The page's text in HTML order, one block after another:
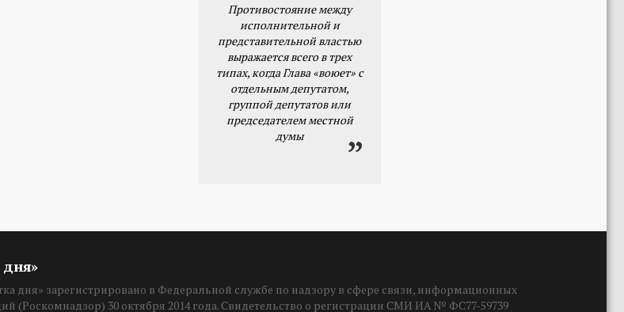
Противостояние между
исполнительной и
представительной властью
выражается всего в трех
типах, когда Глава «воюет» с
отдельным депутатом,
группой депутатов или
председателем местной
думы
дня»
дня» зарегистрировано в Федеральной службе по надзору в сфере связи, информационных
(Роскомнадзор) 30 октября 2014 года. Свидетельство о регистрации СМИ ИА № ФС77-59739